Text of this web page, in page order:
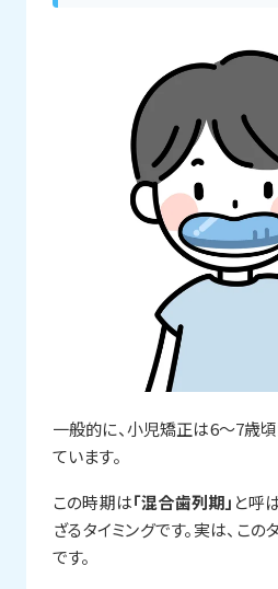
一般的に、小児矯正は6〜7歳
ています。
この時期は「混合歯列期」 と呼
ざるタイミングです。実は、こ
です。